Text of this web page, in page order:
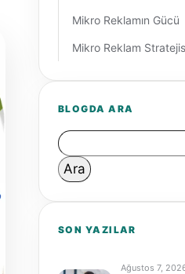
Mikro Reklamın Gücü
Mikro Reklam
BLOGDA ARA
Arama:
SON YAZILAR
Ağustos 7,